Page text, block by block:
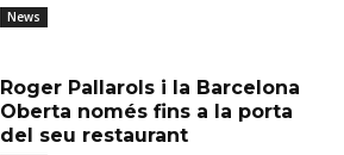
News
Roger Pallarols i la Barcelona
Oberta només fins a la porta
del seu restaurant